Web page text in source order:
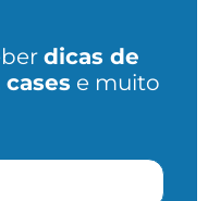
dicas de
e muito